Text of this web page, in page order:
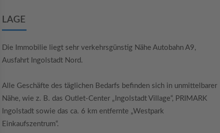
LAGE
Die Immobilie liegt sehr verkehrsgünstig Nähe Autobahn A9,
Ausfahrt Ingolstadt Nord.
Alle Geschäfte des täglichen Bedarfs befinden sich in unmittelbarer
Nähe, wie z. B. das Outlet-Center „Ingolstadt Village“, PRIMARK
Ingolstadt sowie das ca. 6 km entfernte „Westpark
Einkaufszentrum“.